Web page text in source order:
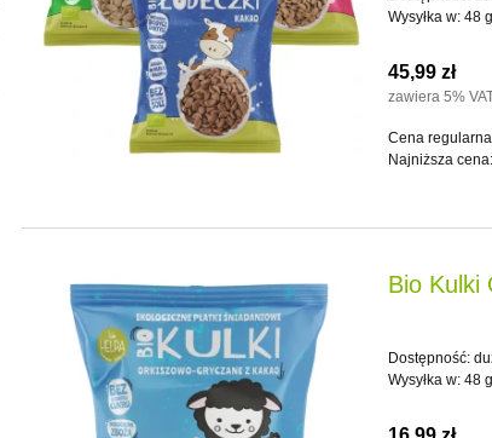
Wysyłka w: 48
45,99 zł
zawiera 5%
Cena
Najniższa
Bio Kulki
Dostępność:
Wysyłka w: 48